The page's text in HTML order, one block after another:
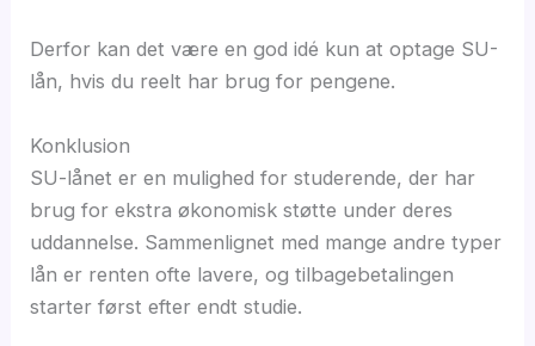
Derfor kan det være en god idé kun at optage SU-
lån, hvis du reelt har brug for pengene.
Konklusion
SU-lånet er en mulighed for studerende, der har
brug for ekstra økonomisk støtte under deres
uddannelse. Sammenlignet med mange andre typer
lån er renten ofte lavere, og tilbagebetalingen
starter først efter endt studie.